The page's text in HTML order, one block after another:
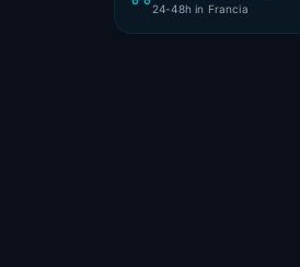
24-48h in Francia